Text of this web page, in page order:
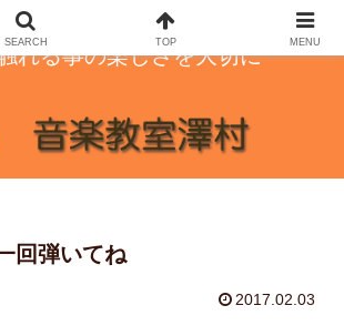
れる事の楽しさを大切に
回弾いてね
2017.02.03
SEARCH TOP MENU